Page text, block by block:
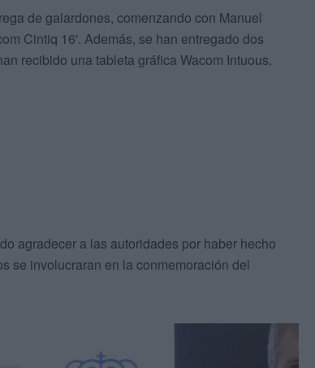
de galardones, comenzando con Manuel
Cintiq 16'. Además, se han entregado dos
recibido una tableta gráfica Wacom Intuous.
agradecer a las autoridades por haber hecho
se involucraran en la conmemoración del